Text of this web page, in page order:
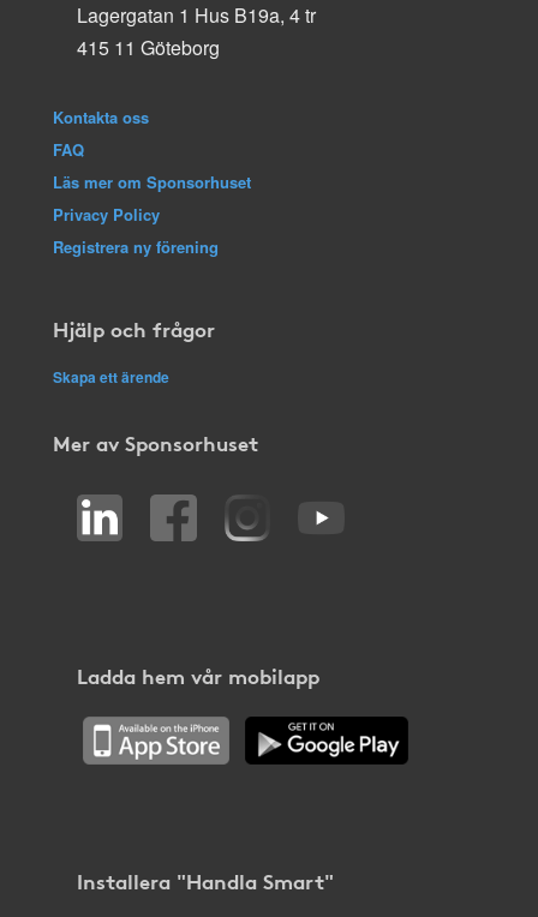
Lagergatan 1 Hus B19a, 4 tr
415 11 Göteborg
Kontakta oss
FAQ
Läs mer om Sponsorhuset
Privacy Policy
Registrera ny förening
Hjälp och frågor
Skapa ett ärende
Mer av Sponsorhuset
Ladda hem vår mobilapp
Installera "Handla Smart"